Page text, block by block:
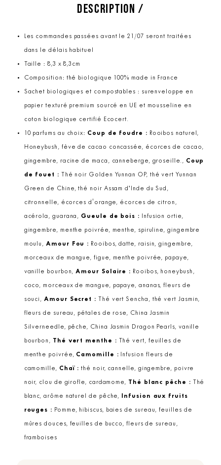
DESCRIPTION /
Les commandes passées avant le 21/07 seront traitées
dans le délais habituel
Taille : 8,3 x 8,3cm
Composition: thé biologique 100% made in France
Sachet biologiques et compostables : surenveloppe en
papier texturé premium sourcé en UE et mousseline en
coton biologique certifié Ecocert.
10 parfums au choix: Coup de foudre : Rooibos naturel,
Honeybush, fève de cacao concassée, écorces de cacao,
gingembre, racine de maca, canneberge, groseille., Coup
de fouet : Thé noir Golden Yunnan OP, thé vert Yunnan
Green de Chine, thé noir Assam d’Inde du Sud,
citronnelle, écorces d'orange, écorces de citron,
acérola, guarana, Gueule de bois : Infusion ortie,
gingembre, menthe poivrée, menthe, spiruline, gingembre
moulu,Amour Fou : Rooibos, datte, raisin, gingembre,
morceaux de mangue, figue, menthe poivrée, papaye,
vanille bourbon,Amour Solaire : Rooibos, honeybush,
coco, morceaux de mangue, papaye, ananas, fleurs de
souci,Amour Secret : Thé vert Sencha, thé vert Jasmin,
fleurs de sureau, pétales de rose, China Jasmin
Silverneedle, pêche, China Jasmin Dragon Pearls, vanille
bourbon, Thé vert menthe : Thé vert, feuilles de
menthe poivrée, Camomille : Infusion fleurs de
camomille, Chaï : thé noir, cannelle, gingembre, poivre
noir, clou de girofle, cardamome, Thé blanc pêche : Thé
blanc, arôme naturel de pêche, Infusion aux fruits
rouges : Pomme, hibiscus, baies de sureau, feuilles de
mûres douces, feuilles de bucco, fleurs de sureau,
framboises